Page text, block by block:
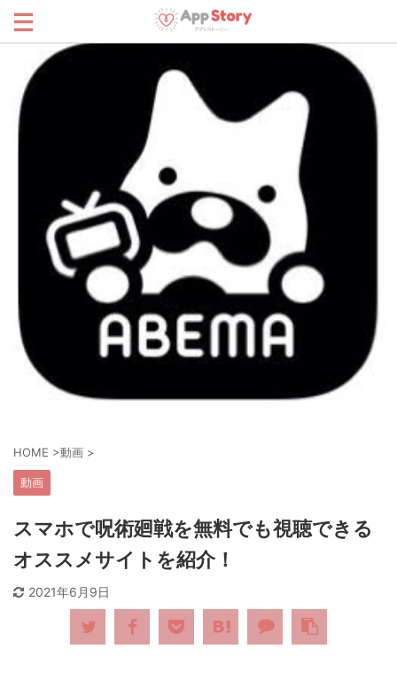
HOME >動画 >
動画
スマホで呪術廻戦を無料でも視聴できる
オススメサイトを紹介！
2021年6月9日